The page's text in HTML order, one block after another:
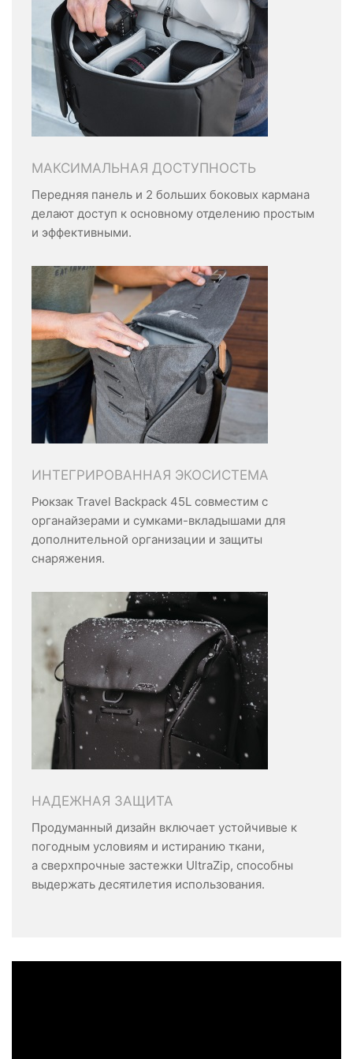
МАКСИМАЛЬНАЯ ДОСТУПНОСТЬ
Передняя панель и 2 больших боковых кармана
делают доступ к основному отделению простым
и эффективными.
ИНТЕГРИРОВАННАЯ ЭКОСИСТЕМА
Рюкзак Travel Backpack 45L совместим с
органайзерами и сумками-вкладышами для
дополнительной организации и защиты
снаряжения.
НАДЕЖНАЯ ЗАЩИТА
Продуманный дизайн включает устойчивые к
погодным условиям и истиранию ткани,
а сверхпрочные застежки UltraZip, способны
выдержать десятилетия использования.